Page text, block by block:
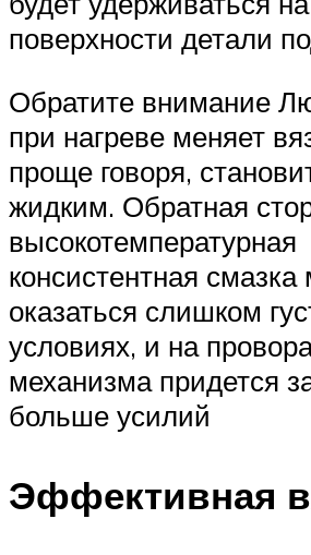
поверхности детали
Обратите внимание
при нагреве меняет
проще говоря,
жидким. Обратная
высокотемпературная
консистентная смазка
оказаться слишком
условиях, и на
механизма придется
больше усилий
Эффективная